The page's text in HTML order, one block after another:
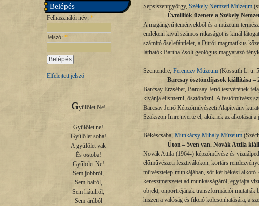
Belépés
Felhasználói név: *
Jelszó: *
Elfelejtett jelszó
Gyűlölet Ne!
Gyűlölet ne!
Gyűlölet soha!
A gyűlölet vak
És ostoba!
Gyűlölet Ne!
Sem jobbról,
Sem balról,
Sem hátulról,
Sem árúból
Sepsiszentgyörgy, Székely Nemzeti Múzeum
Évmilliók üzenete a Székely
A magángyűjteményekből és a múzeum
emlékein kivül számos ritkaságot is kinál
számitó őselefántlelet, a Ditrói magmatikus
láthatók Bartha Zsolt geológus magyarázó
Szentendre, Ferenczy Múzeum (Kossuth L. u.
Barcsay ösztöndíjasok kiállítása –
Barcsay Erzsébet, Barcsay Jenő testvérének
kivánja elismerni, ösztönözni. A festőművész
Barcsay Jenő Képzőművészeti Alapítvány
Szakszon Imre nyerte el, akiknek az alkotásai
Békéscsaba, Munkácsy Mihály Múzeum
Úton – 5ven van. Novák Attila
Novák Attila (1964-) képzőművész és
élőművészeti fesztiválokon, kortárs
művésztelep munkájában, sőt két békési
keresztmetszetet ad munkásságáról, egyfajta
objekt, önportréjának transzformációi mutatják
hiszen a valóság és fikció kölcsönhatására, a